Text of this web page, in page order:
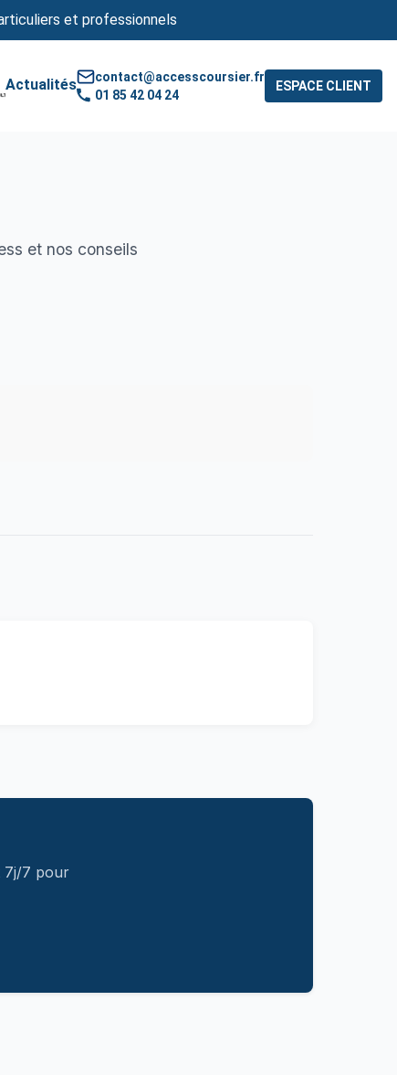
et professionnels
Actualités
contact@accesscoursier.fr
01 85 42 04 24
ESPACE CLIENT
et nos conseils
7j/7 pour